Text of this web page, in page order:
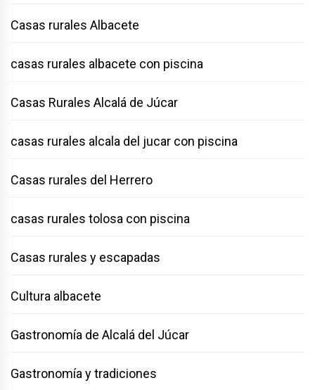
Casas rurales Albacete
casas rurales albacete con piscina
Casas Rurales Alcalá de Júcar
casas rurales alcala del jucar con piscina
Casas rurales del Herrero
casas rurales tolosa con piscina
Casas rurales y escapadas
Cultura albacete
Gastronomía de Alcalá del Júcar
Gastronomía y tradiciones